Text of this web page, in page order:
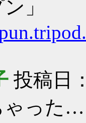
」
投稿日
った…